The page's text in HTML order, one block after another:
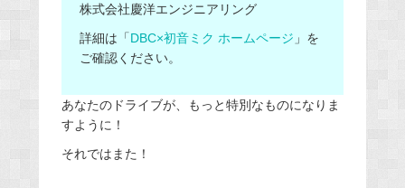
株式会社慶洋エンジニアリング
詳細は「DBC×初音ミク ホームページ 」を
ご確認ください。
あなたのドライブが、もっと特別なものになりま
すように！
それではまた！